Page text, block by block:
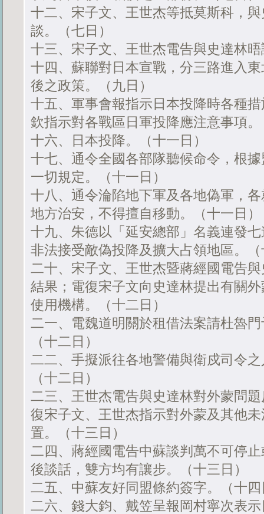
十二、宋子文、王世杰等抵莫斯科，
談。（七日）
十三、宋子文、王世杰電告與史達林
十四、蘇聯對日本宣戰，分三路進入
後之政策。（九日）
十五、軍事會報指示日本投降時各種
欽指示對各戰區日軍投降應注意事項
十六、日本投降。（十一日）
十七、通令全國各部隊聽候命令，根
一切規定。（十一日）
十八、通令淪陷地下軍及各地偽軍，
地方治安，不得擅自移動。（十一日）
十九、朱德以「延安總部」名義連發
非法接受敵偽投降及擴大占領地區。
二十、宋子文、王世杰暨蔣經國電告
結果；電復宋子文向史達林提出有關
使用機構。（十二日）
二一、電魏道明關於租借法案請杜魯
（十二日）
二二、手擬派往各地警備與衛戍司令
（十二日）
二三、王世杰電告與史達林對外蒙問
復宋子文、王世杰指示對外蒙及其他
置。（十三日）
二四、蔣經國電告中蘇談判萬不可停
後談話，雙方均有讓步。（十三日）
二五、中蘇友好同盟條約簽字。（十
二六、錢大鈞、戴笠呈報岡村寧次表